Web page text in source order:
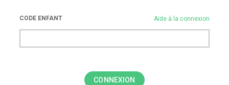
Aide à la connexion
CODE ENFANT
CONNEXION